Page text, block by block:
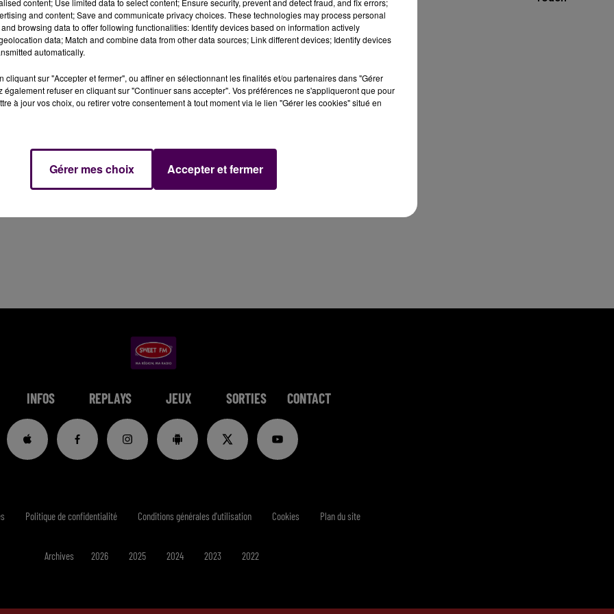
gendarmes du peloton motorisé de Maresché s'est
sur la D311 à Saint-Paterne, une voiture a été"flashée"à
31 ans : l'intéressé s'est vu notifier une rétention
à lui fait l'objet d'une immobilisation administrative,
INFOS REPLAYS JEUX SORTIES CONTACT
Politique de confidentialité Conditions générales d'utilisation Cookies Plan du site
Archives 2026 2025 2024 2023 2022
content; Use limited data to select content; Ensure security, prevent and detect fraud, and fix errors;
and content; Save and communicate privacy choices. These technologies may process personal
browsing data to offer following functionalities: Identify devices based on information actively
data; Match and combine data from other data sources; Link different devices; Identify devices
automatically.
cliquant sur "Accepter et fermer", ou affiner en sélectionnant les finalités et/ou partenaires dans "Gérer
également refuser en cliquant sur "Continuer sans accepter". Vos préférences ne s'appliqueront que pour
à jour vos choix, ou retirer votre consentement à tout moment via le lien "Gérer les cookies" situé en
Gérer mes choix Accepter et fermer